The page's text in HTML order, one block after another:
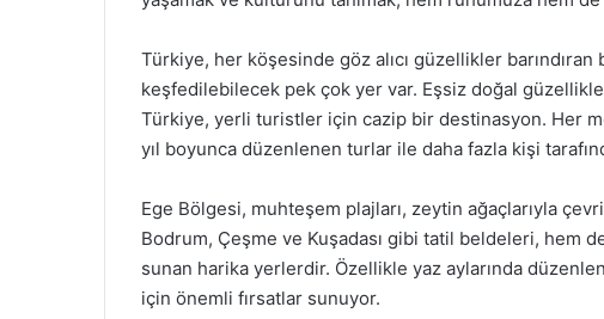
Türkiye, her köşesinde göz alıcı güzellikler
keşfedilebilecek pek çok yer var. Eşsiz doğal
Türkiye, yerli turistler için cazip bir destinasyon. Her
yıl boyunca düzenlenen turlar ile daha fazla kişi
Ege Bölgesi, muhteşem plajları, zeytin ağaçlarıyla
Bodrum, Çeşme ve Kuşadası gibi tatil beldeleri, hem
sunan harika yerlerdir. Özellikle yaz aylarında
için önemli fırsatlar sunuyor.